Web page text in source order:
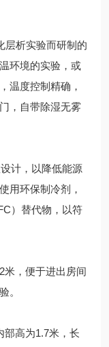
析实验而研制的
环境的实验，或
温度控制精确，
，自带除湿无雾
计，以降低能源
用环保制冷剂，
）替代物，以符
，便于进出房间
。
高为1.7米，长